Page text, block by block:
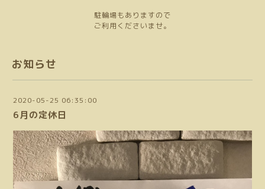
駐輪場もありますので
ご利用くださいませ。
お知らせ
2020-05-25 06:35:00
6月の定休日